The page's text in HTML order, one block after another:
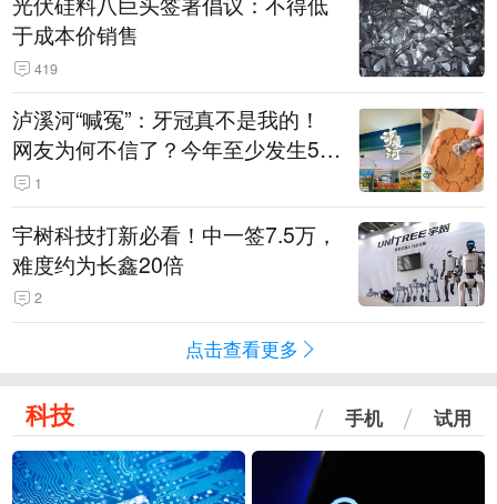
于成本价销售
419
泸溪河“喊冤”：牙冠真不是我的！
网友为何不信了？今年至少发生5
起“食品冤案”
1
宇树科技打新必看！中一签7.5万，
难度约为长鑫20倍
2
点击查看更多
科技 手机 试用